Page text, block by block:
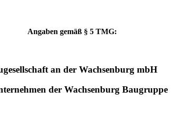
Angaben gemäß § 5 TMG:
an der Wachsenburg mbH
der Wachsenburg Baugruppe